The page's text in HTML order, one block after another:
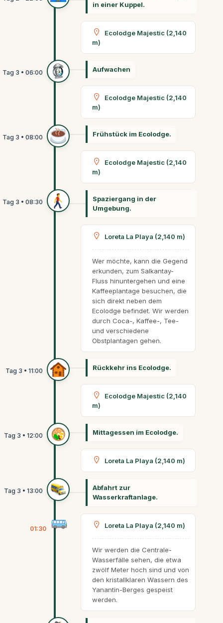
in einer Kuppel.
Ecolodge Majestic (2,140
m)
Aufwachen
Ecolodge Majestic (2,140
m)
Frühstück im Ecolodge.
Ecolodge Majestic (2,140
m)
Spaziergang in der
Umgebung.
Loreta La Playa (2,140 m)
Wer möchte, kann die Gegend
erkunden, zum Salkantay-
Fluss hinuntergehen und eine
Kaffeeplantage besuchen, die
sich direkt neben dem
Ecolodge befindet. Wir werden
durch Coca-, Kaffee-, Tee-
und verschiedene
Obstplantagen gehen.
Rückkehr ins Ecolodge.
Ecolodge Majestic (2,140
m)
Mittagessen im Ecolodge.
Loreta La Playa (2,140 m)
Abfahrt zur
Wasserkraftanlage.
01:30 Loreta La Playa (2,140 m)
Wir werden die Centrale-
Wasserfälle sehen, die etwa
zwölf Meter hoch sind und von
den kristallklaren Wassern des
Yanantin-Berges gespeist
werden.